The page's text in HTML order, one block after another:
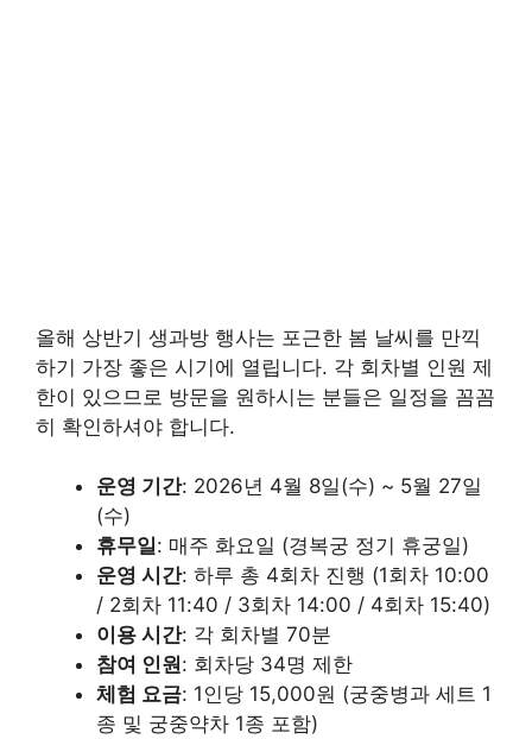
올해 상반기 생과방 행사는 포근한 봄 날씨를 만끽
하기 가장 좋은 시기에 열립니다. 각 회차별 인원 제
한이 있으므로 방문을 원하시는 분들은 일정을 꼼꼼
히 확인하셔야 합니다.
운영 기간: 2026년 4월 8일(수) ~ 5월 27일
(수)
휴무일: 매주 화요일 (경복궁 정기 휴궁일)
운영 시간: 하루 총 4회차 진행 (1회차 10:00
/ 2회차 11:40 / 3회차 14:00 / 4회차 15:40)
이용 시간: 각 회차별 70분
참여 인원: 회차당 34명 제한
체험 요금: 1인당 15,000원 (궁중병과 세트 1
종 및 궁중약차 1종 포함)